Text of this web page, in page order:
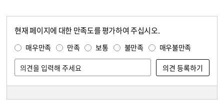
현재 페이지에 대한 만족도를 평가하여 주십시오.
매우만족 만족 보통 불만족 매우불만족